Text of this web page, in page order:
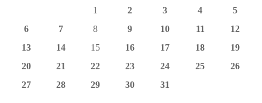
1
2 3 4
5
6
7 8 9 10 11
12
13
14 15 16 17 18
19
20
21 22 23 24 25
26
27
28 29 30 31